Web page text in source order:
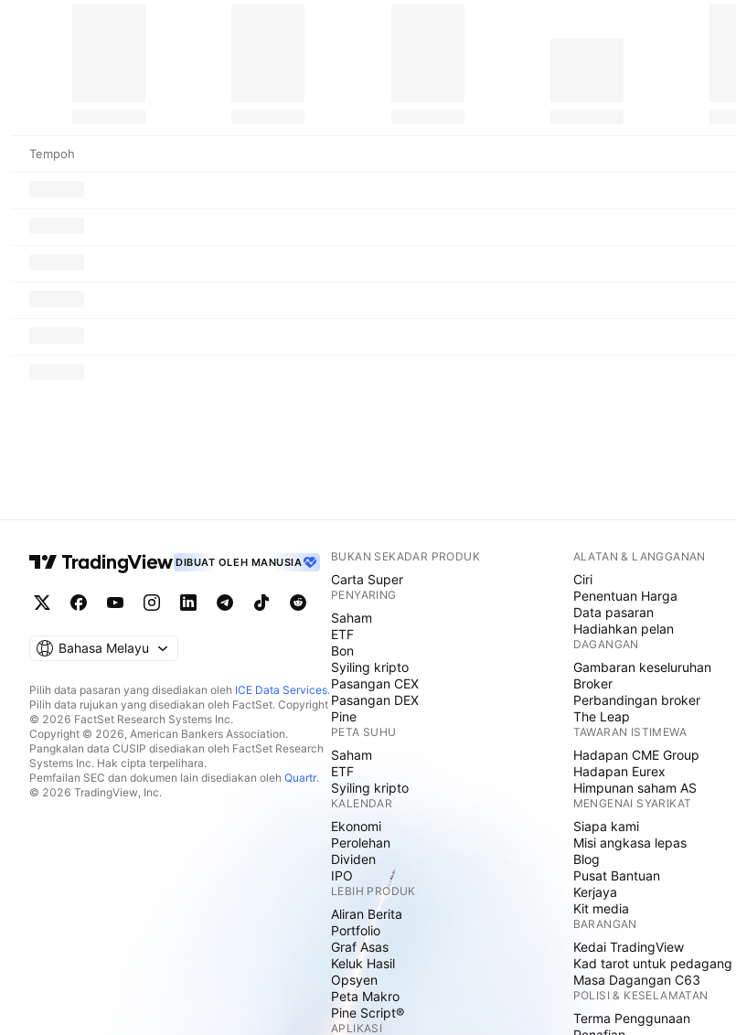
Tempoh
DIBUAT OLEH MANUSIA
Bahasa Melayu
Pilih data pasaran yang disediakan oleh ICE Data Services.
Pilih data rujukan yang disediakan oleh FactSet. Copyright
© 2026 FactSet Research Systems Inc.
Copyright © 2026, American Bankers Association.
Pangkalan data CUSIP disediakan oleh FactSet Research
Systems Inc. Hak cipta terpelihara.
Pemfailan SEC dan dokumen lain disediakan oleh Quartr.
© 2026 TradingView, Inc.
BUKAN SEKADAR PRODUK
Carta Super
PENYARING
Saham
ETF
Bon
Syiling kripto
Pasangan CEX
Pasangan DEX
Pine
PETA SUHU
Saham
ETF
Syiling kripto
KALENDAR
Ekonomi
Perolehan
Dividen
IPO
LEBIH PRODUK
Aliran Berita
Portfolio
Graf Asas
Keluk Hasil
Opsyen
Peta Makro
Pine Script®
APLIKASI
ALATAN & LANGGANAN
Ciri
Penentuan Harga
Data pasaran
Hadiahkan pelan
DAGANGAN
Gambaran keseluruhan
Broker
Perbandingan broker
The Leap
TAWARAN ISTIMEWA
Hadapan CME Group
Hadapan Eurex
Himpunan saham AS
MENGENAI SYARIKAT
Siapa kami
Misi angkasa lepas
Blog
Pusat Bantuan
Kerjaya
Kit media
BARANGAN
Kedai TradingView
Kad tarot untuk pedagang
Masa Dagangan C63
POLISI & KESELAMATAN
Terma Penggunaan